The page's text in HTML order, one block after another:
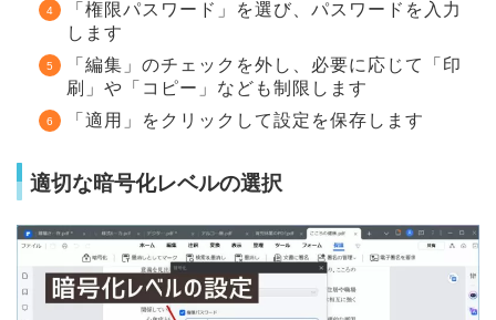
「権限パスワード」を選び、パスワードを入力
します
「編集」のチェックを外し、必要に応じて「印
刷」や「コピー」なども制限します
「適用」をクリックして設定を保存します
適切な暗号化レベルの選択